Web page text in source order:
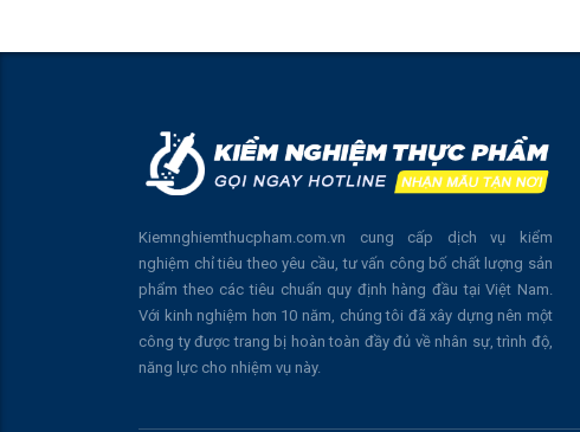
Kiemnghiemthucpham.com.vn cung cấp dịch vụ kiểm
nghiệm chỉ tiêu theo yêu cầu, tư vấn công bố chất lượng sản
phẩm theo các tiêu chuẩn quy định hàng đầu tại Việt Nam.
Với kinh nghiệm hơn 10 năm, chúng tôi đã xây dựng nên một
công ty được trang bị hoàn toàn đầy đủ về nhân sự, trình độ,
năng lực cho nhiệm vụ này.